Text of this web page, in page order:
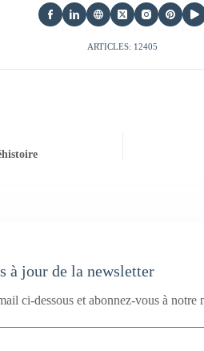
ARTICLES: 12405
à jour de la newsletter
ci-dessous et abonnez-vous à notre